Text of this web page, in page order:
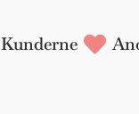
Kunderne